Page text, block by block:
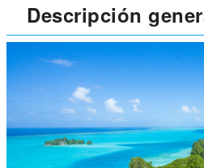
Descripción